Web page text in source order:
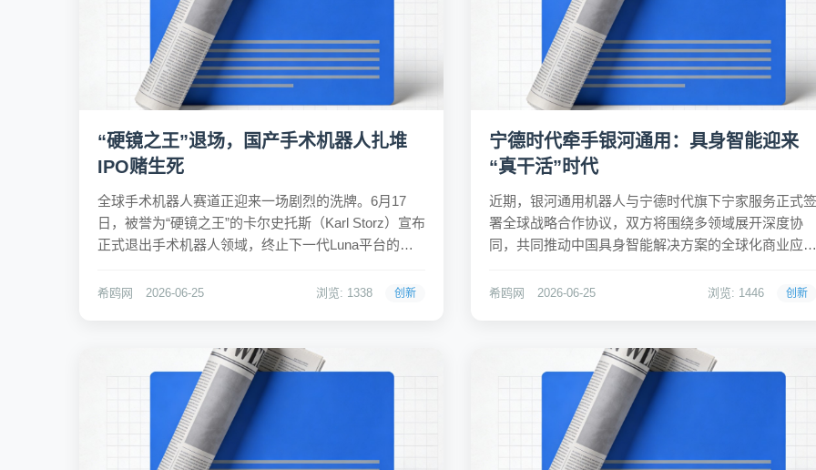
“硬镜之王”退场，国产手术机器人扎堆
IPO赌生死
全球手术机器人赛道正迎来一场剧烈的洗牌。6月17
日，被誉为“硬镜之王”的卡尔史托斯（Karl Storz）宣布
正式退出手术机器人领域，终止下一代Luna平台的研
战直觉外科“达芬奇”系统受挫后，开始战略性收缩。与
希鸥网 2026-06-25 浏览: 1338 创新
宁德时代牵手银河通用：具身智能迎来
“真干活”时代
近期，银河通用机器人与宁德时代旗下宁家服务正式签
署全球战略合作协议，双方将围绕多领域展开深度协
同，共同推动中国具身智能解决方案的全球化商业应
具身智能机器人全生命周期服务标准，更标志着人形机
希鸥网 2026-06-25 浏览: 1446 创新